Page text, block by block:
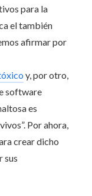
para la
el también
afirmar por
y, por otro,
software
es
Por ahora,
crear dicho
sus